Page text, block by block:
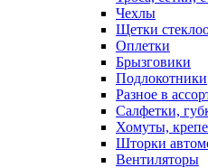
Чехлы
Щетки
Оплетки
Брызговики
Подлокотники
Разное в
Салфетки,
Хомуты,
Шторки
Вентиляторы